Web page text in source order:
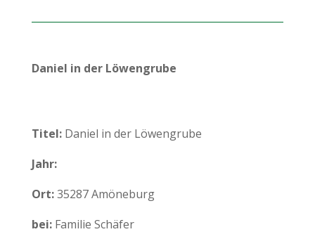
Daniel in der Löwengrube
Titel: Daniel in der Löwengrube
Jahr:
Ort:35287 Amöneburg
bei:Familie Schäfer